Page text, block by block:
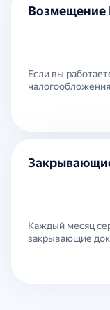
Если вы
Каждый месяц
закрывающие